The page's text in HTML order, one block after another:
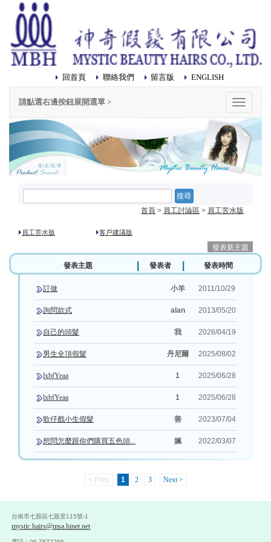
回首頁 聯絡我們 留言版 ENGLISH
選
單
請點選右邊按鈕展開選單 >
搜尋
首頁 > 員工討論區 > 員工苦水版
員工苦水版 客戶建議版
發表主題 發表者 發表時間
訂做 小羊 2011/10/29
詢問款式 alan 2013/05/20
自己的頭髮 我 2026/04/19
男生全頂假髮 丹尼爾 2025/08/02
lxbfYeaa 1 2025/06/28
lxbfYeaa 1 2025/06/28
歌仔戲小生假髮 善 2023/07/04
想問怎麼跟你們購買五色頭... 姵 2022/03/07
< Prev 1 2 3 Next >
台南市七股區七股里115號-1
mystic.hairs@msa.hinet.net